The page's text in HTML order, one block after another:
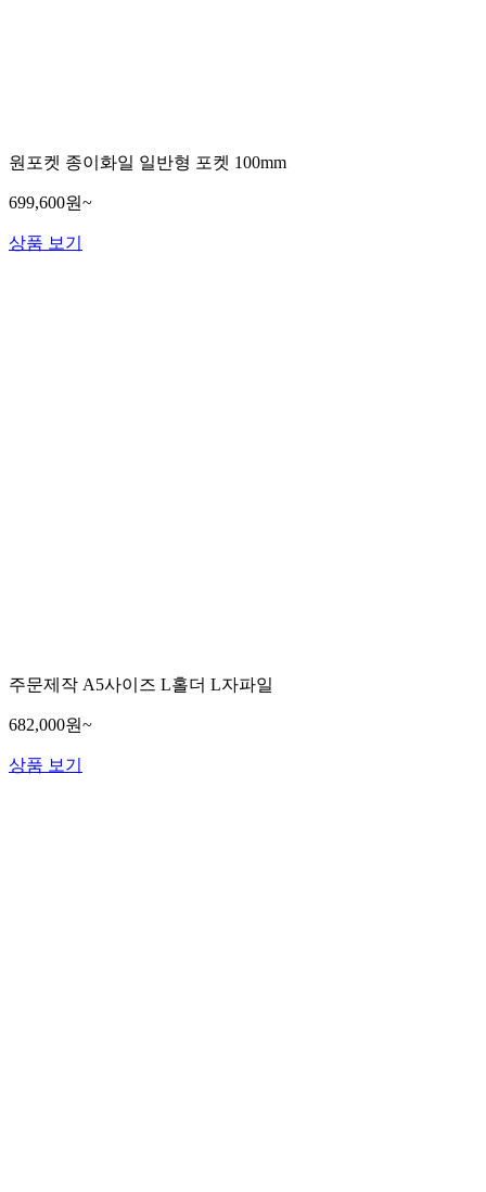
원포켓 종이화일 일반형 포켓 100mm
699,600원~
상품 보기
주문제작 A5사이즈 L홀더 L자파일
682,000원~
상품 보기